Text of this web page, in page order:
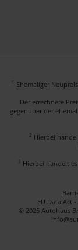
1 Ehemaliger
Der errechnete
gegenüber der
2 Hierbei
3 Hierbei handelt
EU Data Act
© 2026 Autohaus